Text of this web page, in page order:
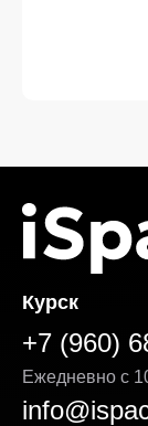
Курск
+7 (960)
Ежедневно с